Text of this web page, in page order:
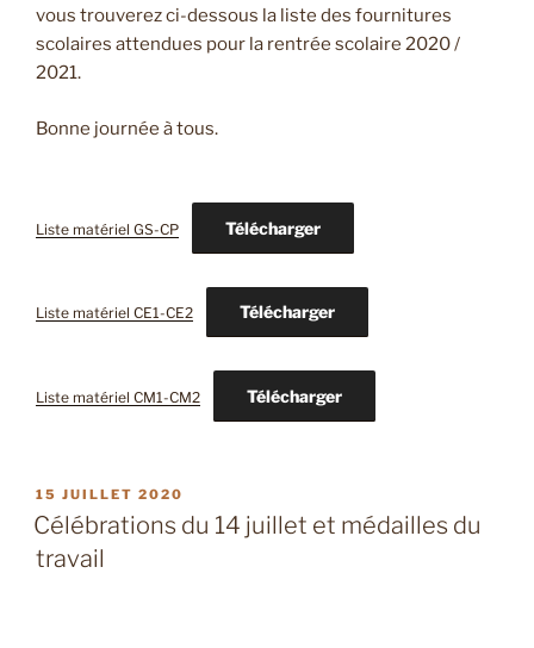
vous trouverez ci-dessous la liste des fournitures
scolaires attendues pour la rentrée scolaire 2020 /
2021.
Bonne journée à tous.
Liste matériel GS-CP Télécharger
Liste matériel CE1-CE2 Télécharger
Liste matériel CM1-CM2 Télécharger
PUBLIÉ
LE
15 JUILLET 2020
Célébrations du 14 juillet et médailles du
travail